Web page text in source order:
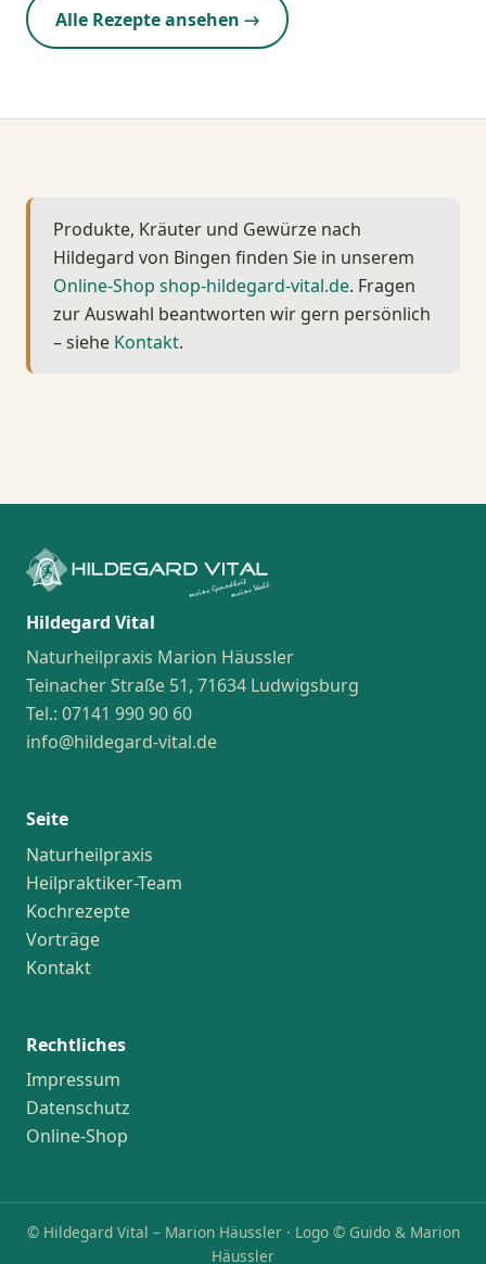
Alle Rezepte ansehen →
Produkte, Kräuter und Gewürze nach
Hildegard von Bingen finden Sie in unserem
Online-Shop shop-hildegard-vital.de. Fragen
zur Auswahl beantworten wir gern persönlich
– siehe Kontakt.
Hildegard Vital
Naturheilpraxis Marion Häussler
Teinacher Straße 51, 71634 Ludwigsburg
Tel.: 07141 990 90 60
info@hildegard-vital.de
Seite
Naturheilpraxis
Heilpraktiker-Team
Kochrezepte
Vorträge
Kontakt
Rechtliches
Impressum
Datenschutz
Online-Shop
© Hildegard Vital – Marion Häussler · Logo © Guido & Marion
Häussler